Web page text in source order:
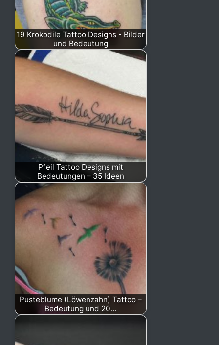
19 Krokodile Tattoo Designs - Bilder
und Bedeutung
Pfeil Tattoo Designs mit
Bedeutungen – 35 Ideen
Pusteblume (Löwenzahn) Tattoo –
Bedeutung und 20…